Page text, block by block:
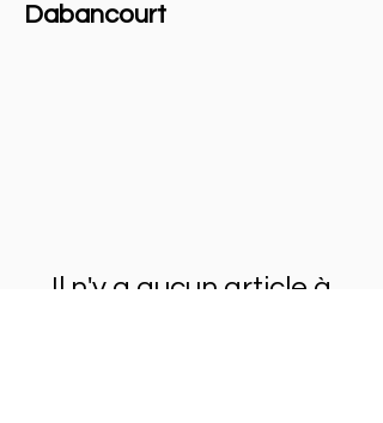
Dabancourt
Il n'y a aucun article à